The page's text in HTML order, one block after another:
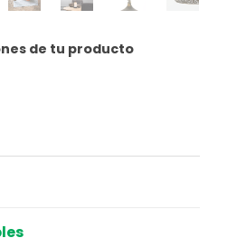
de tu producto